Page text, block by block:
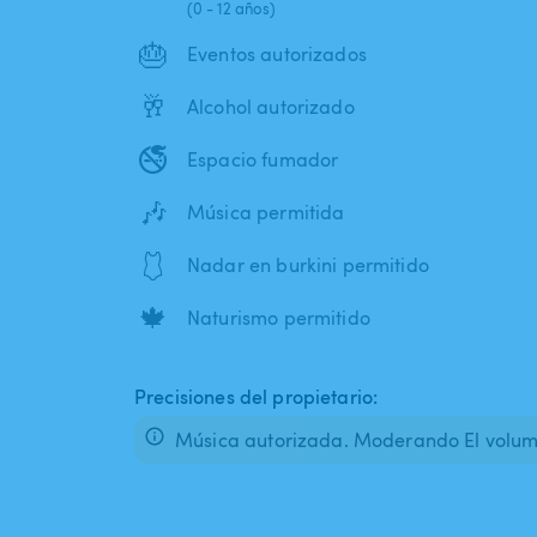
(0 - 12 años)
🎂 Eventos autorizados
🥂 Alcohol autorizado
🚭 Espacio fumador
🎶 Música permitida
🩱 Nadar en burkini permitido
🍁 Naturismo permitido
Precisiones del propietario:
Música autorizada. Moderando El